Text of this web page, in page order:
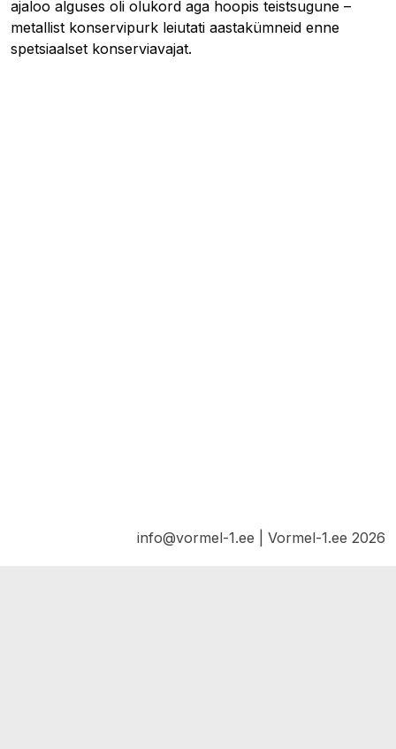
ajaloo alguses oli olukord aga hoopis teistsugune –
metallist konservipurk leiutati aastakümneid enne
spetsiaalset konserviavajat.
info@vormel-1.ee | Vormel-1.ee 2026